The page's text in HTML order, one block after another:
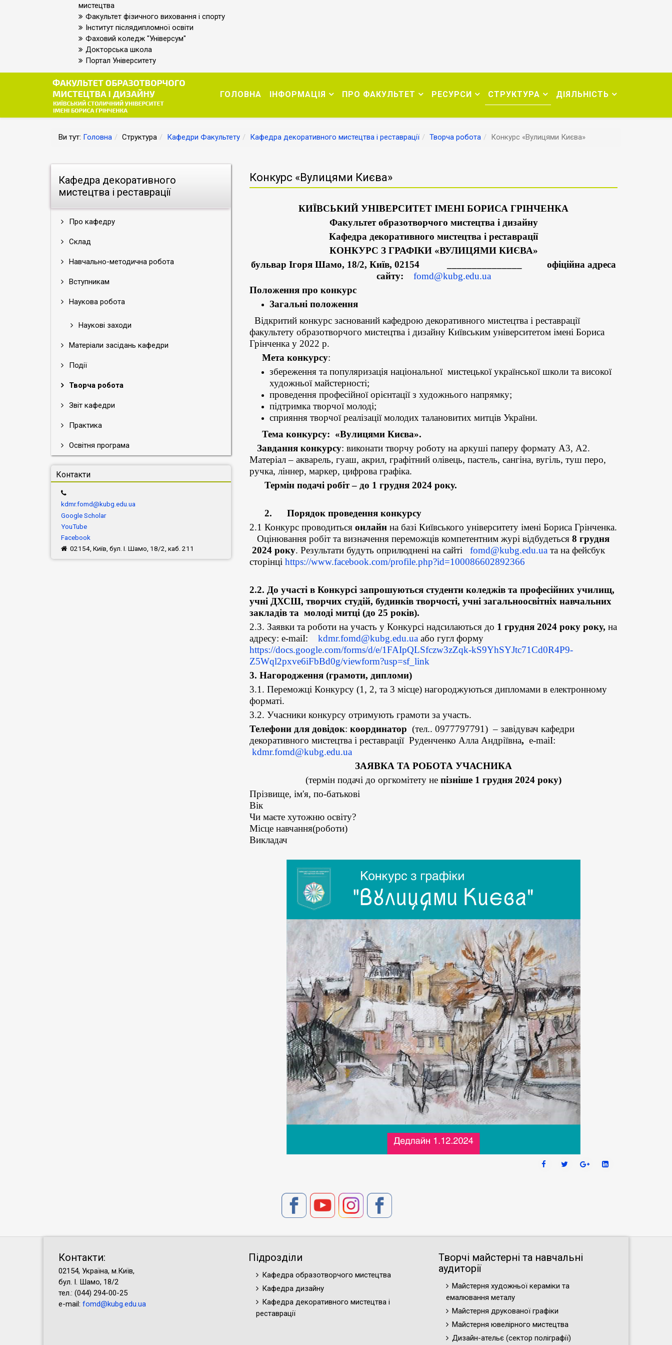
мистецтва
Факультет фізичного виховання і спорту
Інститут післядипломної освіти
Фаховий коледж "Універсум"
Докторська школа
Портал Університету
ГОЛОВНА ІНФОРМАЦІЯ ПРО ФАКУЛЬТЕТ РЕСУРСИ СТРУКТУРА ДІЯЛЬНІСТЬ
Ви тут: Головна Структура Кафедри Факультету Кафедра декоративного мистецтва і реставрації Творча робота Конкурс «Вулицями Києва»
Кафедра декоративного
мистецтва і реставрації
Про кафедру
Склад
Навчально-методична робота
Вступникам
Наукова робота
Наукові заходи
Матеріали засідань кафедри
Події
Творча робота
Звіт кафедри
Практика
Освітня програма
Контакти
kdmr.fomd@kubg.edu.ua
Google Scholar
YouTube
Facebook
02154, Київ, бул. І. Шамо, 18/2, каб. 211
Конкурс «Вулицями Києва»
КИЇВСЬКИЙ УНІВЕРСИТЕТ ІМЕНІ БОРИСА ГРІНЧЕНКА
Факультет образотворчого мистецтва і дизайну
Кафедра декоративного мистецтва і реставрації
КОНКУРС З ГРАФІКИ «ВУЛИЦЯМИ КИЄВА»
бульвар Ігоря Шамо, 18/2, Київ, 02154 _______________ офіційна адреса
сайту: fomd@kubg.edu.ua
Положення про конкурс
Загальні положення
Відкритий конкурс заснований кафедрою декоративного мистецтва і реставрації
факультету образотворчого мистецтва і дизайну Київським університетом імені Бориса
Грінченка у 2022 р.
Мета конкурсу:
збереження та популяризація національної мистецької української школи та високої
художньої майстерності;
проведення професійної орієнтації з художнього напрямку;
підтримка творчої молоді;
сприяння творчої реалізації молодих талановитих митців України.
Тема конкурсу: «Вулицями Києва».
Завдання конкурсу: виконати творчу роботу на аркуші паперу формату А3, А2.
Матеріал – акварель, гуаш, акрил, графітний олівець, пастель, сангіна, вугіль, туш перо,
ручка, ліннер, маркер, цифрова графіка.
Термін подачі робіт – до 1 грудня 2024 року.
2. Порядок проведення конкурсу
2.1 Конкурс проводиться онлайн на базі Київського університету імені Бориса Грінченка.
Оцінювання робіт та визначення переможців компетентним журі відбудеться 8 грудня
2024 року. Результати будуть оприлюднені на сайті fomd@kubg.edu.ua та на фейсбук
сторінці https://www.facebook.com/profile.php?id=100086602892366
2.2. До участі в Конкурсі запрошуються студенти коледжів та професійних училищ,
учні ДХСШ, творчих студій, будинків творчості, учні загальноосвітніх навчальних
закладів та молоді митці (до 25 років).
2.3. Заявки та роботи на участь у Конкурсі надсилаються до 1 грудня 2024 року року, на
адресу: е-maіІ: kdmr.fomd@kubg.edu.ua або гугл форму
https://docs.google.com/forms/d/e/1FAIpQLSfczw3zZqk-kS9YhSYJtc71Cd0R4P9-
Z5Wql2pxve6iFbBd0g/viewform?usp=sf_link
3. Нагородження (грамоти, дипломи)
3.1. Переможці Конкурсу (1, 2, та 3 місце) нагороджуються дипломами в електронному
форматі.
3.2. Учасники конкурсу отримують грамоти за участь.
Телефони для довідок: координатор (тел.. 0977797791) – завідувач кафедри
декоративного мистецтва і реставрації Руденченко Алла Андріївна, е-maіІ:
kdmr.fomd@kubg.edu.ua
ЗАЯВКА ТА РОБОТА УЧАСНИКА
(термін подачі до оргкомітету не пізніше 1 грудня 2024 року)
Прізвище, ім'я, по-батькові
Вік
Чи маєте хутожню освіту?
Місце навчання(роботи)
Викладач
Контакти:
02154, Україна, м.Київ,
бул. І. Шамо, 18/2
тел.: (044) 294-00-25
e-mail: fomd@kubg.edu.ua
Підрозділи
Кафедра образотворчого мистецтва
Кафедра дизайну
Кафедра декоративного мистецтва і
реставрації
Творчі майстерні та навчальні
аудиторії
Майстерня художньої кераміки та
емалювання металу
Майстерня друкованої графіки
Майстерня ювелірного мистецтва
Дизайн-ательє (cектор поліграфії)